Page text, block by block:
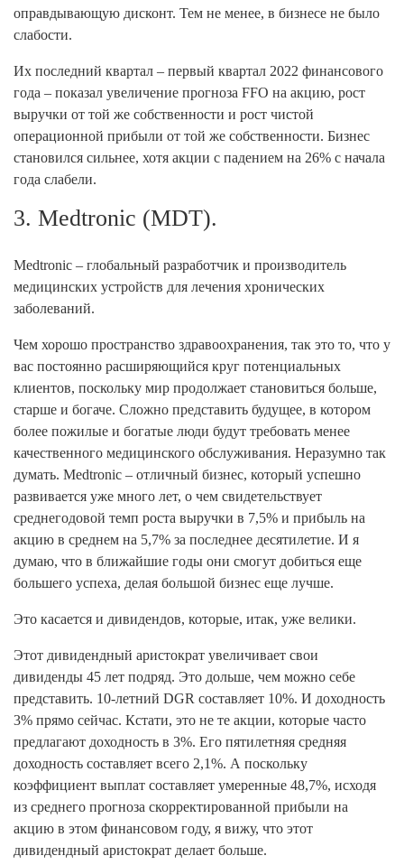
оправдывающую дисконт. Тем не менее, в бизнесе не было
слабости.
Их последний квартал – первый квартал 2022 финансового
года – показал увеличение прогноза FFO на акцию, рост
выручки от той же собственности и рост чистой
операционной прибыли от той же собственности. Бизнес
становился сильнее, хотя акции с падением на 26% с начала
года слабели.
3. Medtronic (MDT).
Medtronic – глобальный разработчик и производитель
медицинских устройств для лечения хронических
заболеваний.
Чем хорошо пространство здравоохранения, так это то, что у
вас постоянно расширяющийся круг потенциальных
клиентов, поскольку мир продолжает становиться больше,
старше и богаче. Сложно представить будущее, в котором
более пожилые и богатые люди будут требовать менее
качественного медицинского обслуживания. Неразумно так
думать. Medtronic – отличный бизнес, который успешно
развивается уже много лет, о чем свидетельствует
среднегодовой темп роста выручки в 7,5% и прибыль на
акцию в среднем на 5,7% за последнее десятилетие. И я
думаю, что в ближайшие годы они смогут добиться еще
большего успеха, делая большой бизнес еще лучше.
Это касается и дивидендов, которые, итак, уже велики.
Этот дивидендный аристократ увеличивает свои
дивиденды 45 лет подряд. Это дольше, чем можно себе
представить. 10-летний DGR составляет 10%. И доходность
3% прямо сейчас. Кстати, это не те акции, которые часто
предлагают доходность в 3%. Его пятилетняя средняя
доходность составляет всего 2,1%. А поскольку
коэффициент выплат составляет умеренные 48,7%, исходя
из среднего прогноза скорректированной прибыли на
акцию в этом финансовом году, я вижу, что этот
дивидендный аристократ делает больше.